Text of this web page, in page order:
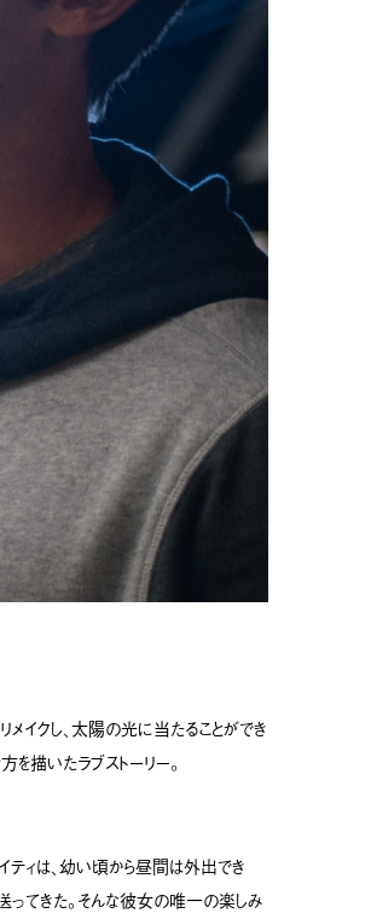
メイクし、太陽の光に当たることができ
描いたラブストーリー。
ィは、幼い頃から昼間は外出でき
てきた。そんな彼女の唯一の楽しみ